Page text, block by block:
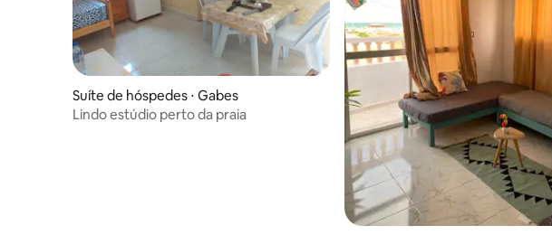
Suíte de hóspedes ⋅ Gabes
Lindo estúdio perto da praia